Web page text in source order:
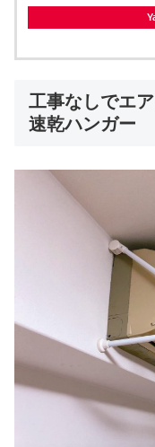
工事なしでエ
速乾ハンガー